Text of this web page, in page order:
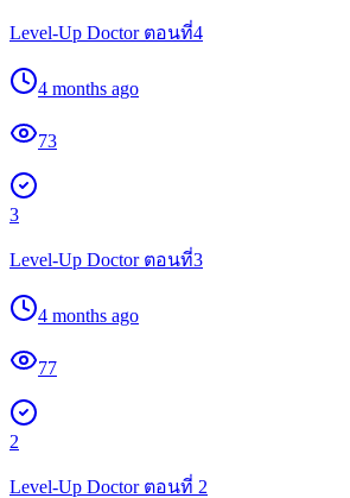
Level-Up Doctor ตอนที่4
4 months ago
73
3
Level-Up Doctor ตอนที่3
4 months ago
77
2
Level-Up Doctor ตอนที่ 2